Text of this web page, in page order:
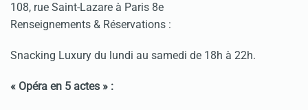
108, rue Saint-Lazare à Paris 8e
Renseignements & Réservations :
Snacking Luxury du lundi au samedi de 18h à 22h.
« Opéra en 5 actes » :